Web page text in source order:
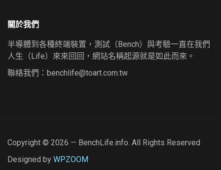
關於我們
半導體到各種終端裝置，測試（Bench）與考驗一直在我們
人生（Life）來來回回，網站名稱起源就是如此而來。
聯絡我們： benchlife@toart.com.tw
Copyright © 2026 — BenchLife.info. All Rights Reserved
Designed by WPZOOM